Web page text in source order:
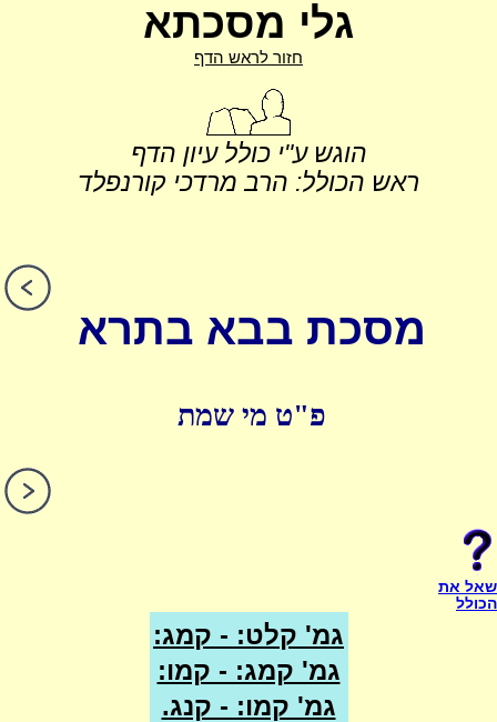
גלי מסכתא
חזור לראש הדף
הוגש ע"י כולל עיון הדף
ראש הכולל: הרב מרדכי קורנפלד
מסכת בבא בתרא
פ"ט מי שמת
שאל את
הכולל
גמ' קלט: - קמג:
גמ' קמג: - קמו:
גמ' קמו: - קנג.